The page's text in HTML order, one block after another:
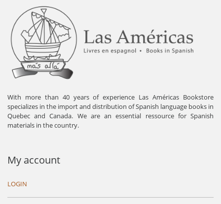
With more than 40 years of experience Las Américas Bookstore
specializes in the import and distribution of Spanish language books in
Quebec and Canada. We are an essential ressource for Spanish
materials in the country.
My account
LOGIN